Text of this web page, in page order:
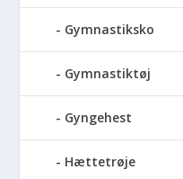
Gymnastiksko
Gymnastiktøj
Gyngehest
Hættetrøje